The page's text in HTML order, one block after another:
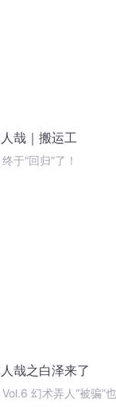
哉｜搬运工
终于“回归”了！
哉之白泽来了
Vol.6 幻术弄人“被骗”